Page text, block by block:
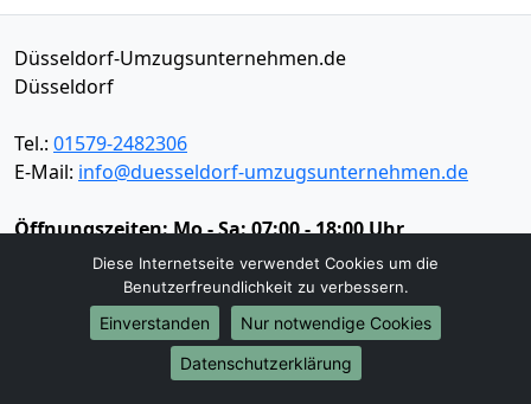
Düsseldorf-Umzugsunternehmen.de
Düsseldorf
Tel.: 01579-2482306
E-Mail: info@duesseldorf-umzugsunternehmen.de
Öffnungszeiten:Mo - Sa: 07:00 - 18:00 Uhr
Impressum
Datenschutz
Umzugsservice
Diese Internetseite verwendet Cookies um die
Benutzerfreundlichkeit zu verbessern.
Einverstanden
Nur notwendige Cookies
Datenschutzerklärung